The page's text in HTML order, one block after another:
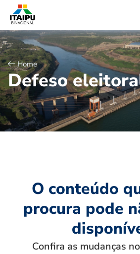
Home
Defeso eleitora
O conteúdo
procura pode
Confira as mudanças